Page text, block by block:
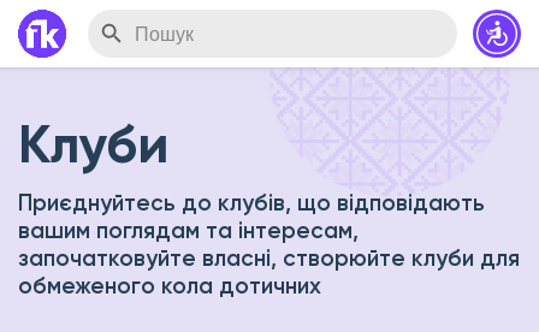
Клуби
Приєднуйтесь до клубів, що відповідають
вашим поглядам та інтересам,
започатковуйте власні, створюйте клуби для
обмеженого кола дотичних